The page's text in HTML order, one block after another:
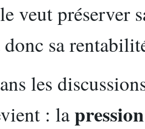
veut préserver
donc sa
les
: la